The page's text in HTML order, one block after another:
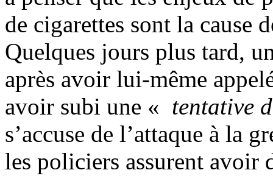
de cigarettes sont la cause
Quelques jours plus tard,
après avoir lui-même
avoir subi une « tentative
s’accuse de l’attaque à la
les policiers assurent avoir